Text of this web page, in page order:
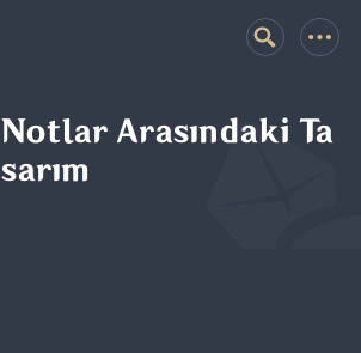
Notlar Arasındaki Ta
sarım